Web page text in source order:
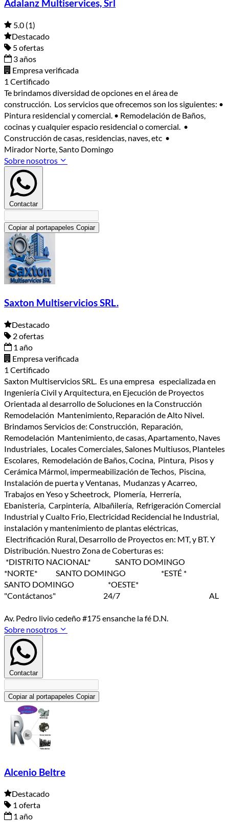
Adalanz Multiservices, Srl
5.0 (1)
Destacado
5 ofertas
3 años
Empresa verificada
1 Certificado
Te brindamos diversidad de opciones en el área de
construcción. Los servicios que ofrecemos son los siguientes: •
Pintura residencial y comercial. • Remodelación de Baños,
cocinas y cualquier espacio residencial o comercial. •
Construcción de casas, residencias, naves, etc •
Mirador Norte, Santo Domingo
Sobre nosotros
Contactar
Copiar al portapapeles Copiar
Saxton Multiservicios SRL.
Destacado
2 ofertas
1 año
Empresa verificada
1 Certificado
Saxton Multiservicios SRL. Es una empresa especializada en
Ingeniería Civil y Arquitectura, en Ejecución de Proyectos
Orientada al desarrollo de Soluciones en la Construcción
Remodelación Mantenimiento, Reparación de Alto Nivel.
Brindamos Servicios de: Construcción, Reparación,
Remodelación Mantenimiento, de casas, Apartamento, Naves
Industriales, Locales Comerciales, Salones Multiusos, Planteles
Escolares, Remodelación de Baños, Cocina, Pintura, Pisos y
Cerámica Mármol, impermeabilización de Techos, Piscina,
Instalación de puerta y Ventanas, Mudanzas y Acarreo,
Trabajos en Yeso y Scheetrock, Plomería, Herrería,
Ebanisteria, Carpintería, Albañilería, Refrigeración Comercial
Industrial y Cualto Frio, Electricidad Recidencial he Industrial,
instalación y mantenimiento de plantas eléctricas,
Electrificación Rural, Desarrollo de Proyectos en: MT, y BT. Y
Distribución. Nuestro Zona de Coberturas es:
*DISTRITO NACIONAL* SANTO DOMINGO
*NORTE* SANTO DOMINGO *ESTÉ *
SANTO DOMINGO *OESTE*
"Contáctanos" 24/7 AL
Av. Pedro livio cedeño #175 ensanche la fé D.N.
Sobre nosotros
Contactar
Copiar al portapapeles Copiar
Alcenio Beltre
Destacado
1 oferta
1 año